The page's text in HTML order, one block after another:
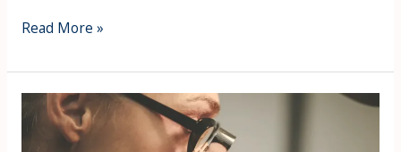
Read More »
Managerial
Breakthrough